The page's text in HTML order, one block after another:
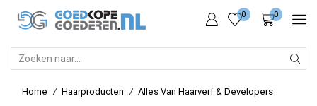
0 0
Home / Haarproducten / Alles Van Haarverf & Developers